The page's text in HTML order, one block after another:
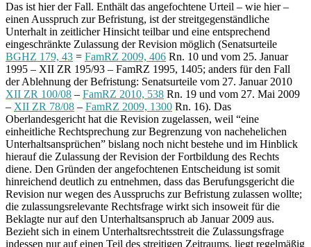
Das ist hier der Fall. Enthält das angefochtene Urteil – wie hier –
einen Ausspruch zur Befristung, ist der streitgegenständliche
Unterhalt in zeitlicher Hinsicht teilbar und eine entsprechend
eingeschränkte Zulassung der Revision möglich (Senatsurteile
BGHZ 179, 43 = FamRZ 2009, 406 Rn. 10 und vom 25. Januar
1995 – XII ZR 195/93 – FamRZ 1995, 1405; anders für den Fall
der Ablehnung der Befristung: Senatsurteile vom 27. Januar 2010
XII ZR 100/08 – FamRZ 2010, 538 Rn. 19 und vom 27. Mai 2009
– XII ZR 78/08 – FamRZ 2009, 1300 Rn. 16). Das
Oberlandesgericht hat die Revision zugelassen, weil “eine
einheitliche Rechtsprechung zur Begrenzung von nachehelichen
Unterhaltsansprüchen” bislang noch nicht bestehe und im Hinblick
hierauf die Zulassung der Revision der Fortbildung des Rechts
diene. Den Gründen der angefochtenen Entscheidung ist somit
hinreichend deutlich zu entnehmen, dass das Berufungsgericht die
Revision nur wegen des Ausspruchs zur Befristung zulassen wollte;
die zulassungsrelevante Rechtsfrage wirkt sich insoweit für die
Beklagte nur auf den Unterhaltsanspruch ab Januar 2009 aus.
Bezieht sich in einem Unterhaltsrechtsstreit die Zulassungsfrage
indessen nur auf einen Teil des streitigen Zeitraums, liegt regelmäßig